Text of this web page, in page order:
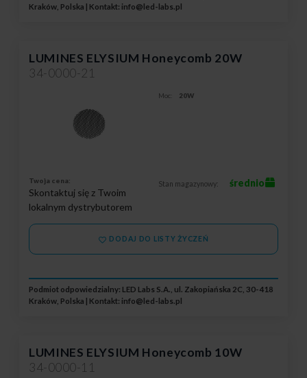
Kraków, Polska | Kontakt: info@led-labs.pl
LUMINES ELYSIUM Honeycomb 20W
34-0000-21
Moc: 20W
Twoja cena:
Skontaktuj się z Twoim
lokalnym dystrybutorem
Stan magazynowy: średnio
DODAJ DO LISTY ŻYCZEŃ
Podmiot odpowiedzialny: LED Labs S.A., ul. Zakopiańska 2C, 30-418
Kraków, Polska | Kontakt: info@led-labs.pl
LUMINES ELYSIUM Honeycomb 10W
34-0000-11